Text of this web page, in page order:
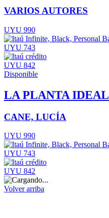
VARIOS AUTORES
UYU 990
UYU 743
UYU 842
Disponible
LA PLANTA IDEAL
CANE, LUCÍA
UYU 990
UYU 743
UYU 842
Volver arriba